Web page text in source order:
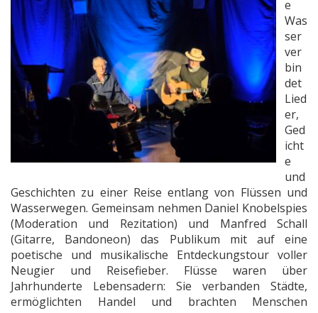
e
Was
ser
ver
bin
det
Lied
er,
Ged
icht
e
und
Geschichten zu einer Reise entlang von Flüssen und
Wasserwegen. Gemeinsam nehmen Daniel Knobelspies
(Moderation und Rezitation) und Manfred Schall
(Gitarre, Bandoneon) das Publikum mit auf eine
poetische und musikalische Entdeckungstour voller
Neugier und Reisefieber. Flüsse waren über
Jahrhunderte Lebensadern: Sie verbanden Städte,
ermöglichten Handel und brachten Menschen